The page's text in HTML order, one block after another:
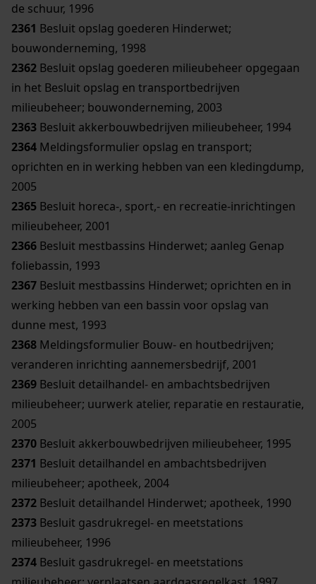
de schuur, 1996
2361 Besluit opslag goederen Hinderwet;
bouwonderneming, 1998
2362 Besluit opslag goederen milieubeheer opgegaan
in het Besluit opslag en transportbedrijven
milieubeheer; bouwonderneming, 2003
2363 Besluit akkerbouwbedrijven milieubeheer, 1994
2364 Meldingsformulier opslag en transport;
oprichten en in werking hebben van een kledingdump,
2005
2365 Besluit horeca-, sport,- en recreatie-inrichtingen
milieubeheer, 2001
2366 Besluit mestbassins Hinderwet; aanleg Genap
foliebassin, 1993
2367 Besluit mestbassins Hinderwet; oprichten en in
werking hebben van een bassin voor opslag van
dunne mest, 1993
2368 Meldingsformulier Bouw- en houtbedrijven;
veranderen inrichting aannemersbedrijf, 2001
2369 Besluit detailhandel- en ambachtsbedrijven
milieubeheer; uurwerk atelier, reparatie en restauratie,
2005
2370 Besluit akkerbouwbedrijven milieubeheer, 1995
2371 Besluit detailhandel en ambachtsbedrijven
milieubeheer; apotheek, 2004
2372 Besluit detailhandel Hinderwet; apotheek, 1990
2373 Besluit gasdrukregel- en meetstations
milieubeheer, 1996
2374 Besluit gasdrukregel- en meetstations